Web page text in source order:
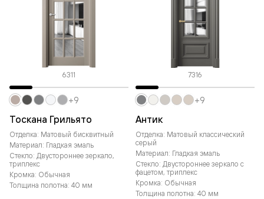
6311
Тоскана Грильято
Отделка: Матовый бисквитный
Материал: Гладкая эмаль
Стекло: Двустороннее зеркало,
триплекс
Кромка: Обычная
Толщина полотна: 40 мм
+9
7316
Антик
Отделка: Матовый классический
серый
Материал: Гладкая эмаль
Стекло: Двустороннее зеркало с
фацетом, триплекс
Кромка: Обычная
Толщина полотна: 40 мм
+9